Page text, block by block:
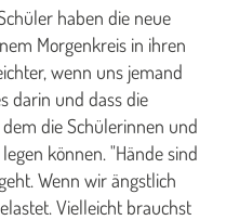
haben die neue
Morgenkreis in ihren
wenn uns jemand
darin und dass die
die Schülerinnen und
können. "Hände sind
Wenn wir ängstlich
Vielleicht brauchst